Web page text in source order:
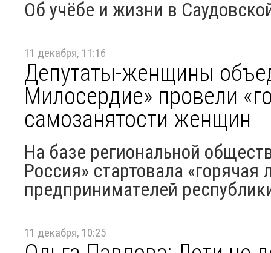
Об учёбе и жизни в
11 декабря, 11:16
Депутаты-женщины
Милосердие» провели
самозанятости женщин
На базе региональной
Россия» стартовала
предпринимателей
11 декабря, 10:25